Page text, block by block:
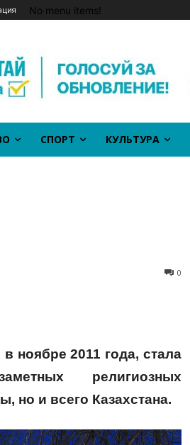
No menu items!
СПОРТ КУЛЬТУРА
0
ноябре 2011 года, стала
религиозных
но и всего Казахстана.